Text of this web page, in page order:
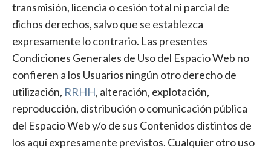
transmisión, licencia o cesión total ni parcial de
dichos derechos, salvo que se establezca
expresamente lo contrario. Las presentes
Condiciones Generales de Uso del Espacio Web no
confieren a los Usuarios ningún otro derecho de
utilización, RRHH, alteración, explotación,
reproducción, distribución o comunicación pública
del Espacio Web y/o de sus Contenidos distintos de
los aquí expresamente previstos. Cualquier otro uso